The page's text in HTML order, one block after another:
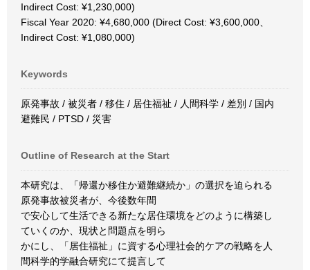
Indirect Cost: ¥1,230,000)
Fiscal Year 2020: ¥4,680,000 (Direct Cost: ¥3,600,000、
Indirect Cost: ¥1,080,000)
Keywords
原発事故 / 被災者 / 移住 / 居住福祉 / 人間科学 / 差別 / 国内
避難民 / PTSD / 災害
Outline of Research at the Start
本研究は、「帰還か移住か避難継続か」の選択を迫られる
原発事故被災者が、今後数年間
で安心して生活できる新たな居住環境をどのように構築し
ていくのか、現状と問題点を明ら
かにし、「居住福祉」に資する心理社会的ケアの戦略を人
間科学的学融合研究にて提言して